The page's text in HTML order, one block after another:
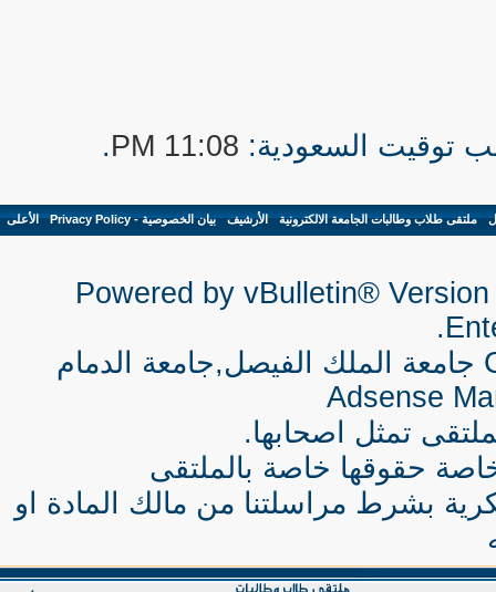
11:08 PM
.
-ملتقى طلاب وطالبات الجامعة الالكترونية-الأرشيف-بيان الخصوصية - Privacy Policy -الأعلى
Powered by vBulletin®
جامعة الملك الفيصل,جامعة الدمام
Adsense
تمثل اصحابها.
حقوقها خاصة بالملتقى
بشرط مراسلتنا من مالك المادة او